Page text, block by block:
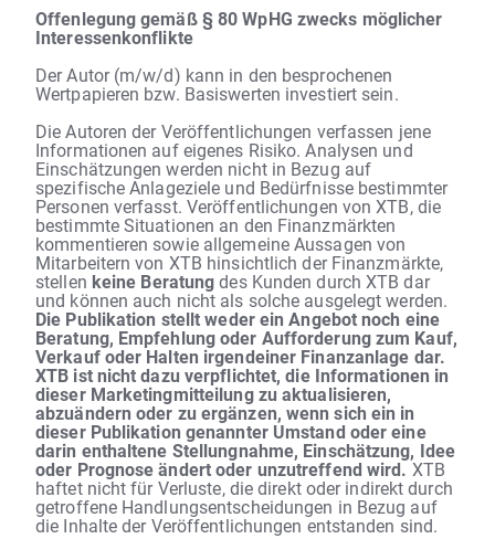
Offenlegung gemäß § 80 WpHG zwecks möglicher
Interessenkonflikte
Der Autor (m/w/d) kann in den besprochenen
Wertpapieren bzw. Basiswerten investiert sein.
Die Autoren der Veröffentlichungen verfassen jene
Informationen auf eigenes Risiko. Analysen und
Einschätzungen werden nicht in Bezug auf
spezifische Anlageziele und Bedürfnisse bestimmter
Personen verfasst. Veröffentlichungen von XTB, die
bestimmte Situationen an den Finanzmärkten
kommentieren sowie allgemeine Aussagen von
Mitarbeitern von XTB hinsichtlich der Finanzmärkte,
stellen keine Beratungdes Kunden durch XTB dar
und können auch nicht als solche ausgelegt werden.
Die Publikation stellt weder ein Angebot noch eine
Beratung, Empfehlung oder Aufforderung zum Kauf,
Verkauf oder Halten irgendeiner Finanzanlage dar.
XTB ist nicht dazu verpflichtet, die Informationen in
dieser Marketingmitteilung zu aktualisieren,
abzuändern oder zu ergänzen, wenn sich ein in
dieser Publikation genannter Umstand oder eine
darin enthaltene Stellungnahme, Einschätzung, Idee
oder Prognose ändert oder unzutreffend wird. XTB
haftet nicht für Verluste, die direkt oder indirekt durch
getroffene Handlungsentscheidungen in Bezug auf
die Inhalte der Veröffentlichungen entstanden sind.